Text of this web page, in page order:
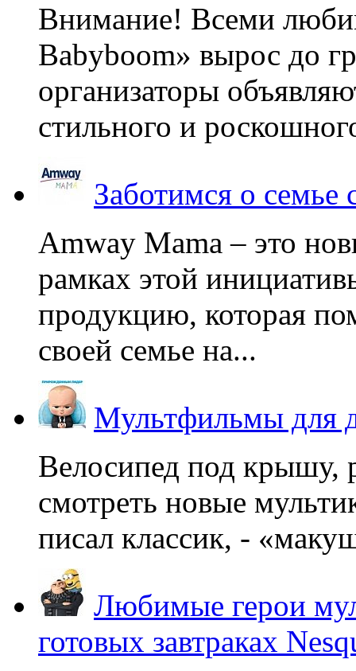
Внимание! Всеми
Babyboom» вырос до
организаторы
стильного и
Заботимся о
Amway Mama – это
рамках этой
продукцию, которая
своей семье на...
Мультфильмы для
Велосипед под крышу,
смотреть новые
писал классик, -
Любимые герои
готовых завтраках